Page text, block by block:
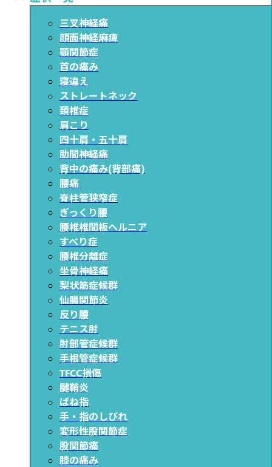
三叉神経痛
顔面神経麻痺
顎関節症
首の痛み
寝違え
ストレートネック
頚椎症
肩こり
四十肩・五十肩
肋間神経痛
背中の痛み(背部痛)
腰痛
脊柱管狭窄症
ぎっくり腰
腰椎椎間板ヘルニア
すべり症
腰椎分離症
坐骨神経痛
梨状筋症候群
仙腸関節炎
反り腰
テニス肘
肘部管症候群
手根管症候群
TFCC損傷
腱鞘炎
ばね指
手・指のしびれ
変形性股関節症
股関節痛
膝の痛み